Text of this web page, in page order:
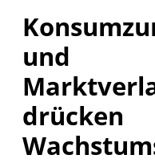
und
drücken